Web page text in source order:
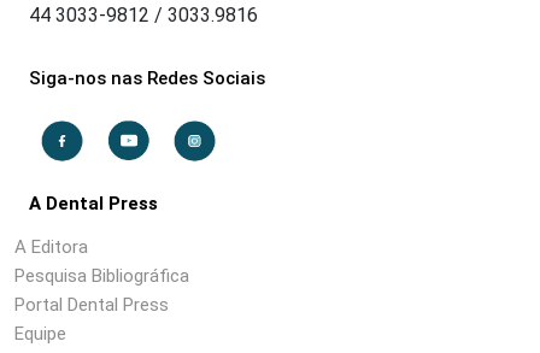
44 3033-9812 / 3033.9816
Siga-nos nas Redes Sociais
A Dental Press
A Editora
Pesquisa Bibliográfica
Portal Dental Press
Equipe